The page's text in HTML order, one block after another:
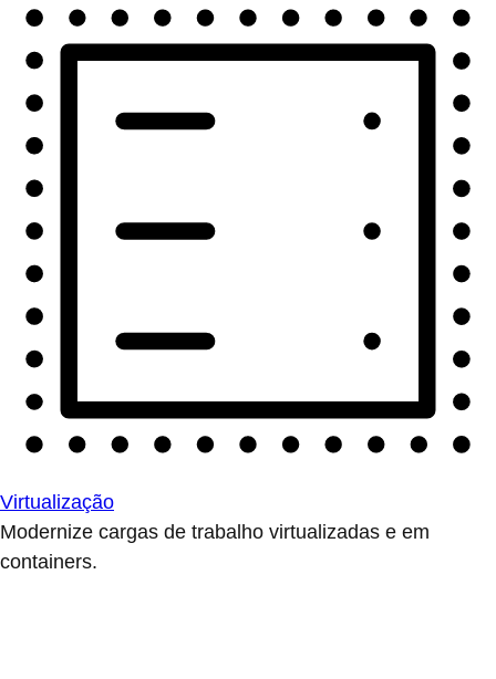
Virtualização
Modernize cargas de trabalho virtualizadas e em
containers.